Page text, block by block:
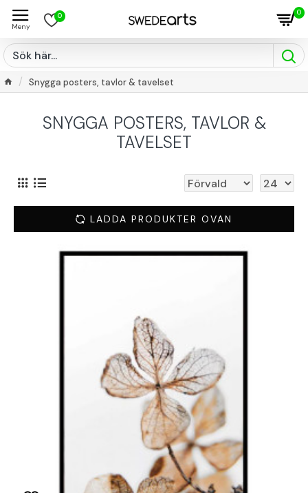
0 0
Snygga posters, tavlor & tavelset
SNYGGA POSTERS, TAVLOR &
TAVELSET
LADDA PRODUKTER OVAN